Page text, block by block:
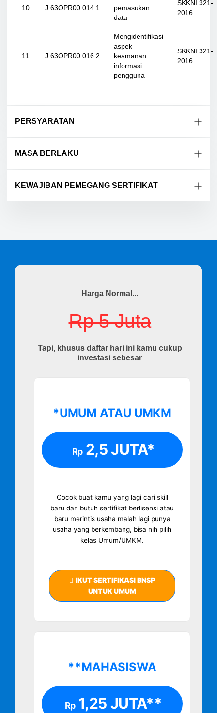
10 J.63OPR00.014.1
pemasukan
data
SKKNI 321-
2016
11 J.63OPR00.016.2
Mengidentifikasi
aspek
keamanan
informasi
pengguna
SKKNI 321-
2016
PERSYARATAN
MASA BERLAKU
KEWAJIBAN PEMEGANG SERTIFIKAT
Harga Normal...
Rp 5 Juta
Tapi, khusus daftar hari ini kamu cukup
investasi sebesar
*UMUM ATAU UMKM
Rp 2,5 JUTA*
Cocok buat kamu yang lagi cari skill
baru dan butuh sertifikat berlisensi atau
baru merintis usaha malah lagi punya
usaha yang berkembang, bisa nih pilih
kelas Umum/UMKM.
IKUT SERTIFIKASI BNSP
UNTUK UMUM
**MAHASISWA
Rp 1,25 JUTA**